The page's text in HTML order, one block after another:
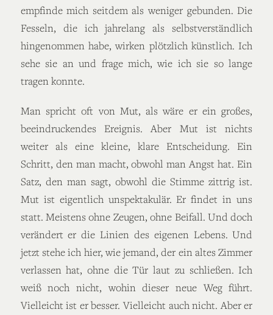
empfinde mich seitdem als weniger gebunden. Die
Fesseln, die ich jahrelang als selbstverständlich
hingenommen habe, wirken plötzlich künstlich. Ich
sehe sie an und frage mich, wie ich sie so lange
tragen konnte.
Man spricht oft von Mut, als wäre er ein großes,
beeindruckendes Ereignis. Aber Mut ist nichts
weiter als eine kleine, klare Entscheidung. Ein
Schritt, den man macht, obwohl man Angst hat. Ein
Satz, den man sagt, obwohl die Stimme zittrig ist.
Mut ist eigentlich unspektakulär. Er findet in uns
statt. Meistens ohne Zeugen, ohne Beifall. Und doch
verändert er die Linien des eigenen Lebens. Und
jetzt stehe ich hier, wie jemand, der ein altes Zimmer
verlassen hat, ohne die Tür laut zu schließen. Ich
weiß noch nicht, wohin dieser neue Weg führt.
Vielleicht ist er besser. Vielleicht auch nicht. Aber er